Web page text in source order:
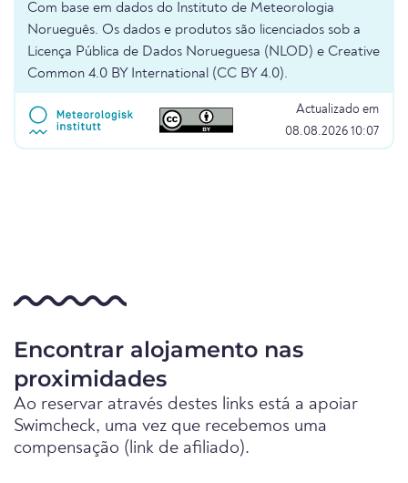
Com base em dados do Instituto de Meteorologia
Norueguês. Os dados e produtos são licenciados sob a
Licença Pública de Dados Norueguesa (NLOD) e Creative
Common 4.0 BY International (CC BY 4.0).
Actualizado em
08.08.2026 10:07
Encontrar alojamento nas
proximidades
Ao reservar através destes links está a apoiar
Swimcheck, uma vez que recebemos uma
compensação (link de afiliado).